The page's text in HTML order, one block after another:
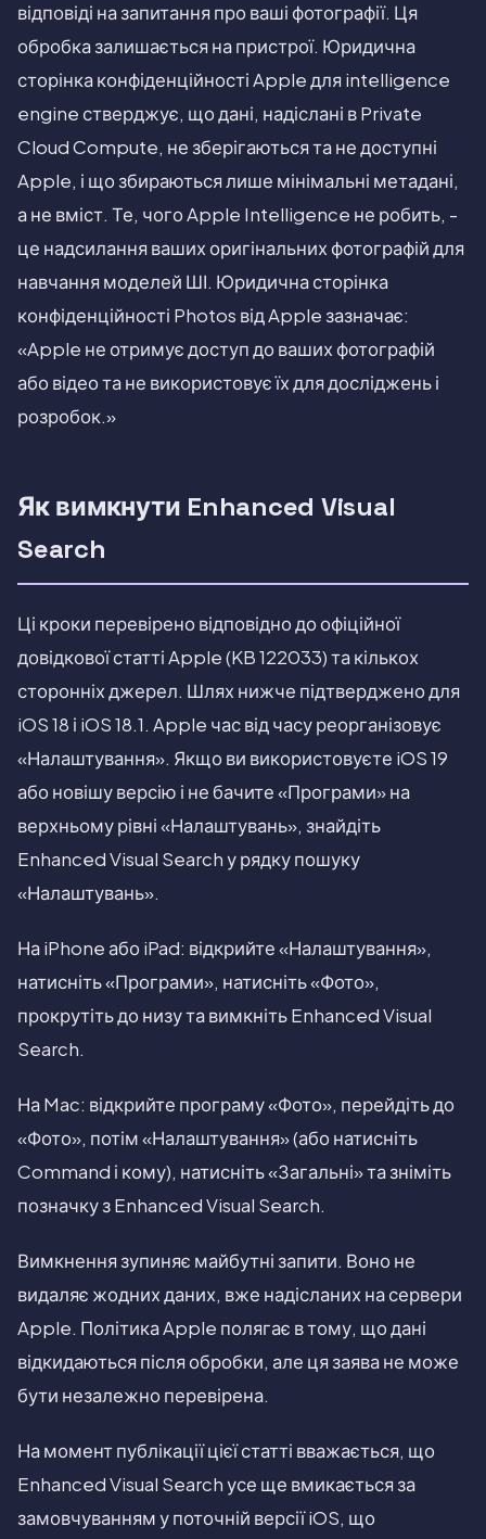
відповіді на запитання про ваші фотографії. Ця
обробка залишається на пристрої. Юридична
сторінка конфіденційності Apple для intelligence
engine стверджує, що дані, надіслані в Private
Cloud Compute, не зберігаються та не доступні
Apple, і що збираються лише мінімальні метадані,
а не вміст. Те, чого Apple Intelligence не робить, -
це надсилання ваших оригінальних фотографій для
навчання моделей ШІ. Юридична сторінка
конфіденційності Photos від Apple зазначає:
«Apple не отримує доступ до ваших фотографій
або відео та не використовує їх для досліджень і
розробок.»
Як вимкнути Enhanced Visual
Search
Ці кроки перевірено відповідно до офіційної
довідкової статті Apple (KB 122033) та кількох
сторонніх джерел. Шлях нижче підтверджено для
iOS 18 і iOS 18.1. Apple час від часу реорганізовує
«Налаштування». Якщо ви використовуєте iOS 19
або новішу версію і не бачите «Програми» на
верхньому рівні «Налаштувань», знайдіть
Enhanced Visual Search у рядку пошуку
«Налаштувань».
На iPhone або iPad: відкрийте «Налаштування»,
натисніть «Програми», натисніть «Фото»,
прокрутіть до низу та вимкніть Enhanced Visual
Search.
На Mac: відкрийте програму «Фото», перейдіть до
«Фото», потім «Налаштування» (або натисніть
Command і кому), натисніть «Загальні» та зніміть
позначку з Enhanced Visual Search.
Вимкнення зупиняє майбутні запити. Воно не
видаляє жодних даних, вже надісланих на сервери
Apple. Політика Apple полягає в тому, що дані
відкидаються після обробки, але ця заява не може
бути незалежно перевірена.
На момент публікації цієї статті вважається, що
Enhanced Visual Search усе ще вмикається за
замовчуванням у поточній версії iOS, що